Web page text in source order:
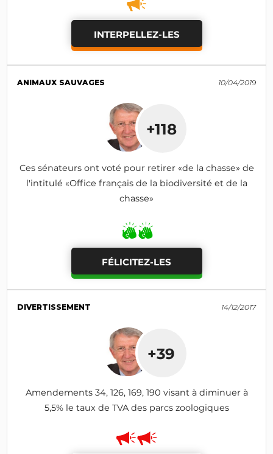
INTERPELLEZ-LES
ANIMAUX SAUVAGES 10/04/2019
+118
Ces sénateurs ont voté pour retirer «de la chasse» de
l'intitulé «Office français de la biodiversité et de la
chasse»
FÉLICITEZ-LES
DIVERTISSEMENT 14/12/2017
+39
Amendements 34, 126, 169, 190 visant à diminuer à
5,5% le taux de TVA des parcs zoologiques